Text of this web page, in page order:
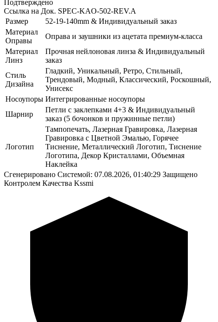
Подтверждено
Ссылка на Док. SPEC-KAO-502-REV.A
Размер
52-19-140mm & Индивидуальный заказ
Материал
Оправы
Оправа и заушники из ацетата премиум-класса
Материал
Линз
Прочная нейлоновая линза & Индивидуальный
заказ
Стиль
Дизайна
Гладкий, Уникальный, Ретро, Стильный,
Трендовый, Модный, Классический, Роскошный,
Унисекс
Носоупоры Интегрированные носоупоры
Шарнир
Петли с заклепками 4+3 & Индивидуальный
заказ (5 бочонков и пружинные петли)
Логотип
Тампопечать, Лазерная Гравировка, Лазерная
Гравировка с Цветной Эмалью, Горячее
Тиснение, Металлический Логотип, Тиснение
Логотипа, Декор Кристаллами, Объемная
Наклейка
Сгенерировано Системой: 07.08.2026, 01:40:29 Защищено
Контролем Качества Kssmi